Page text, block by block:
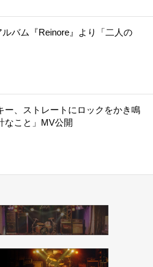
ルバム『Reinore』より「二人の
ー、ストレートにロックをかき鳴
なこと」MV公開